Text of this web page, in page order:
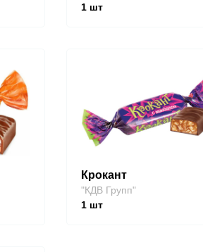
1шт
Крокант
"КДВ Групп"
1шт